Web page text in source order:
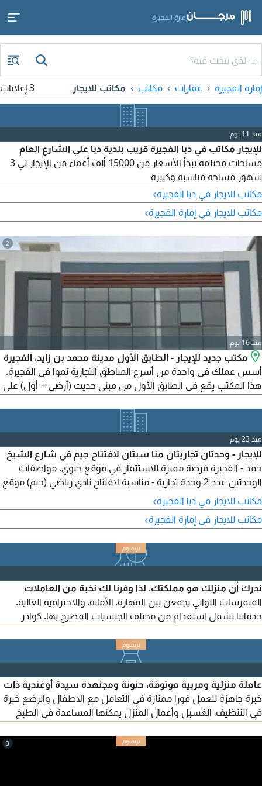
إمارة الفجيرة
إمارة الفجيرة عقارات مكاتب مكاتب للايجار 3 إعلانات
منذ 11 يوم
للإيجار مكاتب في دبا الفجيرة قريب بلدية دبا علي الشارع العام
مساحات مختلفه تبدأ الأسعار من 15000 ألف أعفاء من الإيجار لي 3
شهور مساحة مناسبة وكبيرة
مكاتب للايجار في دبا الفجيرة›
مكاتب للايجار في إمارة الفجيرة›
2
منذ 16 يوم
مكتب جديد للإيجار - الطابق الأول مدينة محمد بن زايد، الفجيرة
أسس عملك في واحدة من أسرع المناطق التجارية نموا في الفجيرة.
هذا المكتب يقع في الطابق الأول من مبنى حديث (أرضي + أول) على
جاهز للاستلام الفوري. أرضيات مبلطة وجدران مدهونة حديثا الكهرباء
والخدمات موصلة بالكامل لا حاجة لانتظار الموافقات نوافذ مضيئة
تطل على الشارع درج خاص للوصول، ودورة مياه
منذ 23 يوم
للإيجار - وحدتان تجاريتان منا سبتان لافتتاح جيم في شارع الشيخ
حمد - الفجيرة فرصة مميزة للاستثمار في موقع حيوي. مواصفات
الوحدتين عدد 2 وحدة تجارية - مناسبة لافتتاح نادي رياضي (جيم) موقع
مميز على شارع الشيخ حمد الفجيرة - التكييف على المالك - قريبة من
جميع الخدمات وسهلة الوصول للاستفسار أو حجز موعد للمعاينة
يرجى التواصل عبر الاتصال أو الرسائل الخاصة
مكاتب للايجار في دبا الفجيرة›
مكاتب للايجار في إمارة الفجيرة›
ندرك أن منزلك هو مملكتك، لذا وفرنا لك نخبة من العاملات
المتمرسات اللواتي يجمعن بين المهارة، الأمانة، والاحترافية العالية.
خدماتنا تشمل استقدام من مختلف الجنسيات المصرح بها. كوادر
التعاقد لضمان رضاكم التام. اجعلي حياتك أسهل، واستمتعي بوقتك
مع أحبائك، وايتر كي العناية بمنزلك للأيادي الحسنة
عاملة منزلية ومربية موثوقة، حنونة ومجتهدة سيدة أوغندية ذات
خبرة جاهزة للعمل فورا ممتازة في التعامل مع الاطفال والرضع خبرة
في التنظيف، الغسيل وأعمال المنزل يمكنها المساعدة في الطبخ
سكن داخلي / خارجي متاحة في جميع أنحاء الامارات بدون وسطاء - 3